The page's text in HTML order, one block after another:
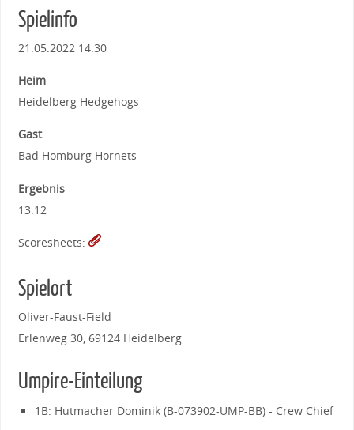
Spielinfo
21.05.2022 14:30
Heim
Heidelberg Hedgehogs
Gast
Bad Homburg Hornets
Ergebnis
13:12
Scoresheets:
Spielort
Oliver-Faust-Field
Erlenweg 30, 69124 Heidelberg
Umpire-Einteilung
1B: Hutmacher Dominik (B-073902-UMP-BB) - Crew Chief